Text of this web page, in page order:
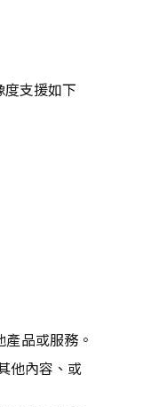
支援如下
品或服務。
他內容、或